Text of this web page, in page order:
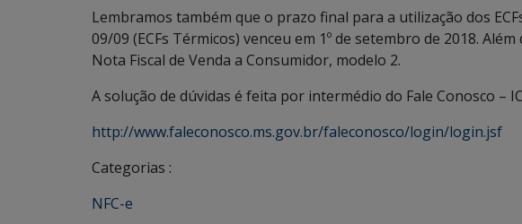
Lembramos também que o prazo final para a utilização dos
09/09 (ECFs Térmicos) venceu em 1º de setembro de 2018.
Nota Fiscal de Venda a Consumidor, modelo 2.
A solução de dúvidas é feita por intermédio do Fale Conosco –
http://www.faleconosco.ms.gov.br/faleconosco/login/login.jsf
Categorias :
NFC-e